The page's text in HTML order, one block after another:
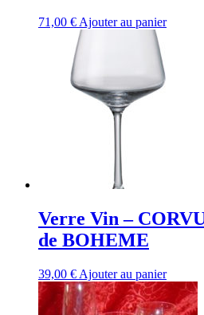
71,00 € Ajouter au panier
Verre Vin –
de BOHEME
39,00 € Ajouter au panier